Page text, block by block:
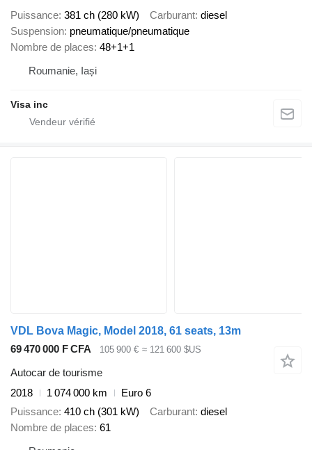
Puissance 381 ch (280 kW) Carburant diesel
Suspension pneumatique/pneumatique
Nombre de places 48+1+1
Roumanie, Iași
Visa inc
VDL Bova Magic, Model 2018, 61 seats, 13m
69 470 000 F CFA
105 900 € ≈ 121 600 $US
Autocar de tourisme
2018
1 074 000 km
Euro 6
Puissance 410 ch (301 kW) Carburant diesel
Nombre de places 61